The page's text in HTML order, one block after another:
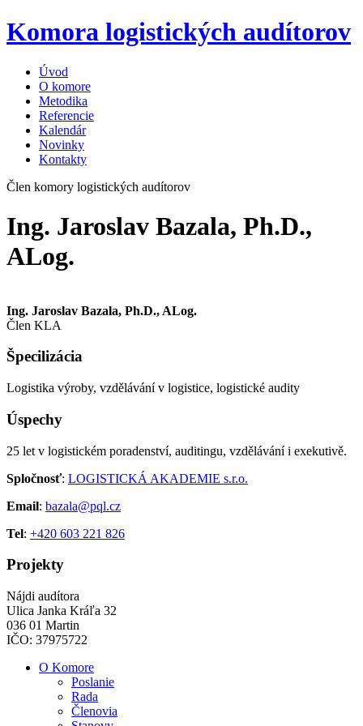
Komora logistických audítorov
Úvod
O komore
Metodika
Referencie
Kalendár
Novinky
Kontakty
Člen komory logistických audítorov
Ing. Jaroslav Bazala, Ph.D.,
ALog.
Ing. Jaroslav Bazala, Ph.D., ALog.
Člen KLA
Špecilizácia
Logistika výroby, vzdělávání v logistice, logistické audity
Úspechy
25 let v logistickém poradenství, auditingu, vzdělávání i exekutivě.
Spločnosť: LOGISTICKÁ AKADEMIE s.r.o.
Email: bazala@pql.cz
Tel: +420 603 221 826
Projekty
Nájdi audítora
Ulica Janka Kráľa 32
036 01 Martin
IČO: 37975722
O Komore
Poslanie
Rada
Členovia